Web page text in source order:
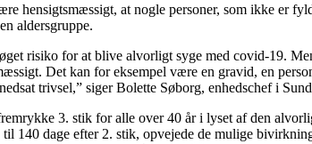
hensigtsmæssigt, at nogle personer, som ikke
aldersgruppe.
risiko for at blive alvorligt syge med covid-19.
Det kan for eksempel være en gravid, en
trivsel,” siger Bolette Søborg, enhedschef i
3. stik for alle over 40 år i lyset af den
140 dage efter 2. stik, opvejede de mulige